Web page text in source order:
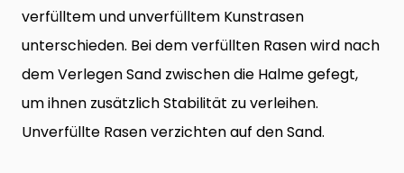
verfülltem und unverfülltem Kunstrasen
unterschieden. Bei dem verfüllten Rasen wird nach
dem Verlegen Sand zwischen die Halme gefegt,
um ihnen zusätzlich Stabilität zu verleihen.
Unverfüllte Rasen verzichten auf den Sand.